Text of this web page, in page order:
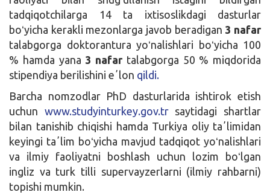
tadqiqotchilarga 14 ta ixtisoslikdagi dasturlar
boʻyicha kerakli mezonlarga javob beradigan 3 nafar
talabgorga doktorantura yoʻnalishlari boʻyicha 100
% hamda yana 3 nafar talabgorga 50 % miqdorida
stipendiya berilishini eʼlon qildi.
Barcha nomzodlar PhD dasturlarida ishtirok etish
uchun www.studyinturkey.gov.trsaytidagi shartlar
bilan tanishib chiqishi hamda Turkiya oliy taʼlimidan
keyingi taʼlim boʻyicha mavjud tadqiqot yoʻnalishlari
va ilmiy faoliyatni boshlash uchun lozim boʻlgan
ingliz va turk tilli supervayzerlarni (ilmiy rahbarni)
topishi mumkin.